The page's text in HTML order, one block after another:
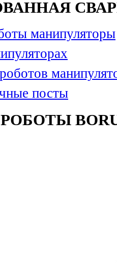
манипуляторы
посты